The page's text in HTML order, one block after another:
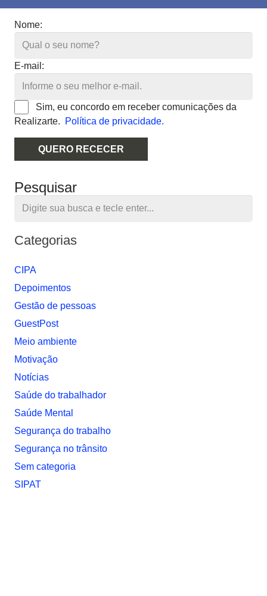
Nome:
E-mail:
Sim, eu concordo em receber comunicações da
Realizarte.
Política de privacidade.
QUERO RECECER
Pesquisar
Categorias
CIPA
Depoimentos
Gestão de pessoas
GuestPost
Meio ambiente
Motivação
Notí­cias
Saúde do trabalhador
Saúde Mental
Segurança do trabalho
Segurança no trânsito
Sem categoria
SIPAT